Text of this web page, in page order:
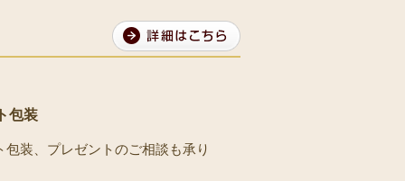
包装
包装、プレゼントのご相談も承り